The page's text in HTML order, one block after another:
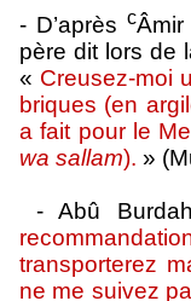
- D’aprèsc
père dit lors de
« Creusez-moi
briques (en
a fait pour le
wa sallam). »
- Abû
transporterez
ne me suivez